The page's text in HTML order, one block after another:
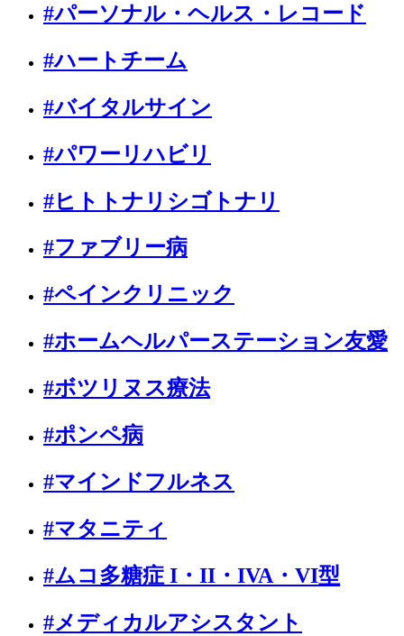
#パーソナル・ヘルス・レコード
#ハートチーム
#バイタルサイン
#パワーリハビリ
#ヒトトナリシゴトナリ
#ファブリー病
#ペインクリニック
#ホームヘルパーステーション友愛
#ボツリヌス療法
#ポンペ病
#マインドフルネス
#マタニティ
#ムコ多糖症 I・II・IVA・VI型
#メディカルアシスタント